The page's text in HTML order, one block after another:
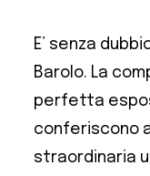
E’ senza
Barolo. La
perfetta
conferiscono
straordinaria